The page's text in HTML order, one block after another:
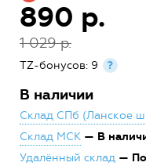
890 р.
1 029 р.
TZ-бонусов: 9 ?
В наличии
Склад СПб (Ланское
Склад МСК — В
Удалённый склад —